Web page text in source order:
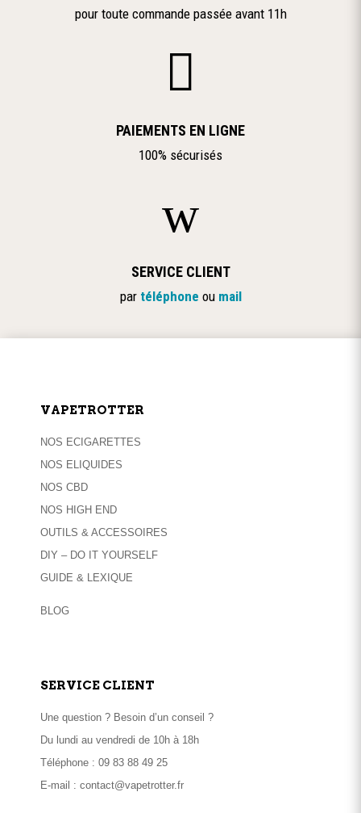
pour toute commande passée avant 11h

PAIEMENTS EN LIGNE
100% sécurisés
w
SERVICE CLIENT
par téléphone ou mail
VAPETROTTER
NOS ECIGARETTES
NOS ELIQUIDES
NOS CBD
NOS HIGH END
OUTILS & ACCESSOIRES
DIY – DO IT YOURSELF
GUIDE & LEXIQUE
BLOG
SERVICE CLIENT
Une question ? Besoin d’un conseil ?
Du lundi au vendredi de 10h à 18h
Téléphone : 09 83 88 49 25
E-mail : contact@vapetrotter.fr